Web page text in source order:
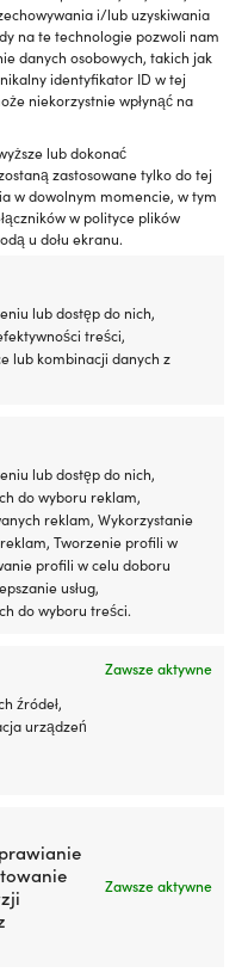
i/lub uzyskiwania
na te technologie pozwoli nam
danych osobowych, takich jak
identyfikator ID w tej
niekorzystnie wpłynąć na
lub dokonać
zastosowane tylko do tej
w dowolnym momencie, w tym
w polityce plików
u dołu ekranu.
lub dostęp do nich,
treści,
lub kombinacji danych z
lub dostęp do nich,
do wyboru reklam,
reklam, Wykorzystanie
Tworzenie profili w
profili w celu doboru
usług,
do wyboru treści.
Zawsze aktywne
źródeł,
urządzeń
Zawsze aktywne